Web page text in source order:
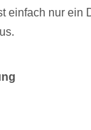
einfach nur ein